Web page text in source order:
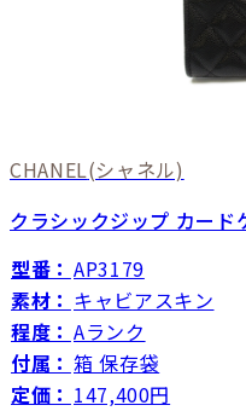
CHANEL(シャネル)
クラシックジップ カード
型番： AP3179
素材： キャビアスキン
程度： Aランク
付属： 箱 保存袋
定価： 147,400円